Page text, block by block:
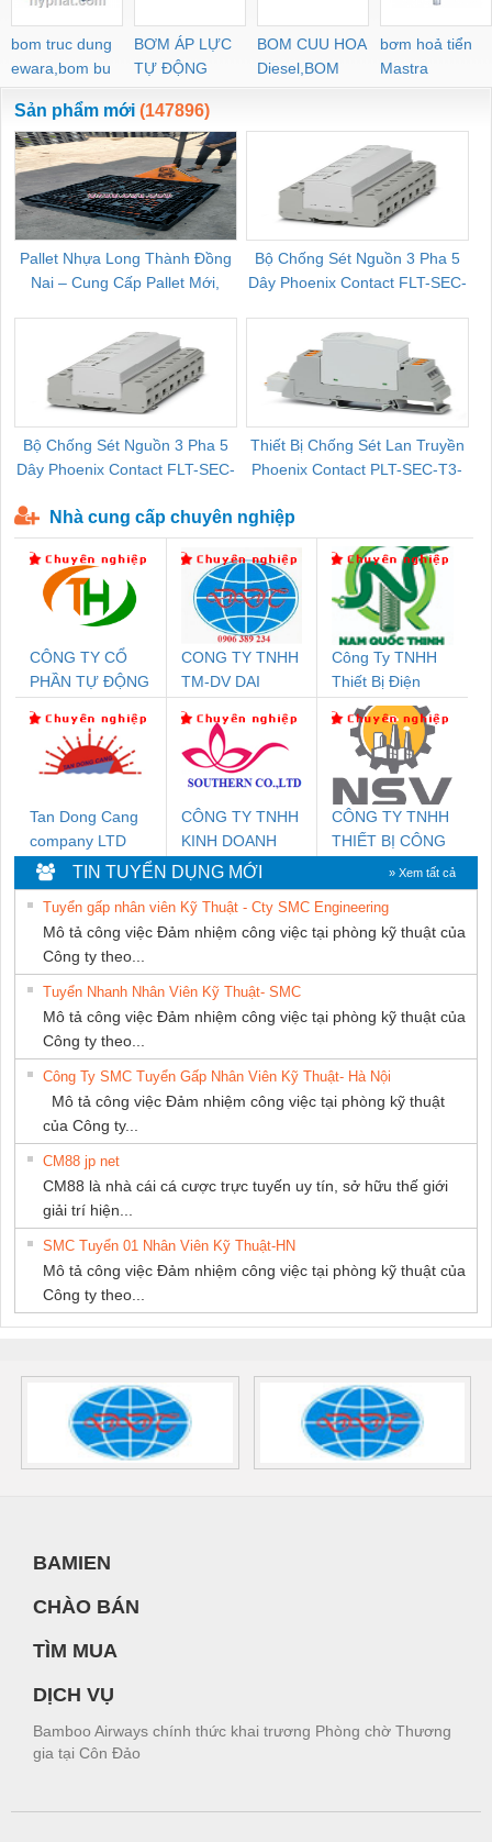
bom truc dung
ewara,bom bu
ewara
BƠM ÁP LỰC
TỰ ĐỘNG
BOM CUU HOA
Diesel,BOM
CHUA CHAY
bơm hoả tiển
Mastra
Sản phẩm mới (147896)
Pallet Nhựa Long Thành Đồng
Nai – Cung Cấp Pallet Mới,
Bộ Chống Sét Nguồn 3 Pha 5
Dây Phoenix Contact FLT-SEC-
Bộ Chống Sét Nguồn 3 Pha 5
Dây Phoenix Contact FLT-SEC-
Thiết Bị Chống Sét Lan Truyền
Phoenix Contact PLT-SEC-T3-
Nhà cung cấp chuyên nghiệp
CÔNG TY CỔ
PHẦN TỰ ĐỘNG
CONG TY TNHH
TM-DV DAI
Công Ty TNHH
Thiết Bị Điện
Nam Quốc Thịnh
Tan Dong Cang
company LTD
CÔNG TY TNHH
KINH DOANH
DỊCH VỤ XNK
PHƯƠNG NAM
CÔNG TY TNHH
THIẾT BỊ CÔNG
NGHIỆP NIHON
SETSUBI VIỆT
NAM
TIN TUYỂN DỤNG MỚI » Xem tất cả
Tuyển gấp nhân viên Kỹ Thuật - Cty SMC Engineering
Mô tả công việc Đảm nhiệm công việc tại phòng kỹ thuật của
Công ty theo...
Tuyển Nhanh Nhân Viên Kỹ Thuật- SMC
Mô tả công việc Đảm nhiệm công việc tại phòng kỹ thuật của
Công ty theo...
Công Ty SMC Tuyển Gấp Nhân Viên Kỹ Thuật- Hà Nội
Mô tả công việc Đảm nhiệm công việc tại phòng kỹ thuật
của Công ty...
CM88 jp net
CM88 là nhà cái cá cược trực tuyến uy tín, sở hữu thế giới
giải trí hiện...
SMC Tuyển 01 Nhân Viên Kỹ Thuật-HN
Mô tả công việc Đảm nhiệm công việc tại phòng kỹ thuật của
Công ty theo...
BAMIEN
CHÀO BÁN
TÌM MUA
DỊCH VỤ
Bamboo Airways chính thức khai trương Phòng chờ Thương
gia tại Côn Đảo